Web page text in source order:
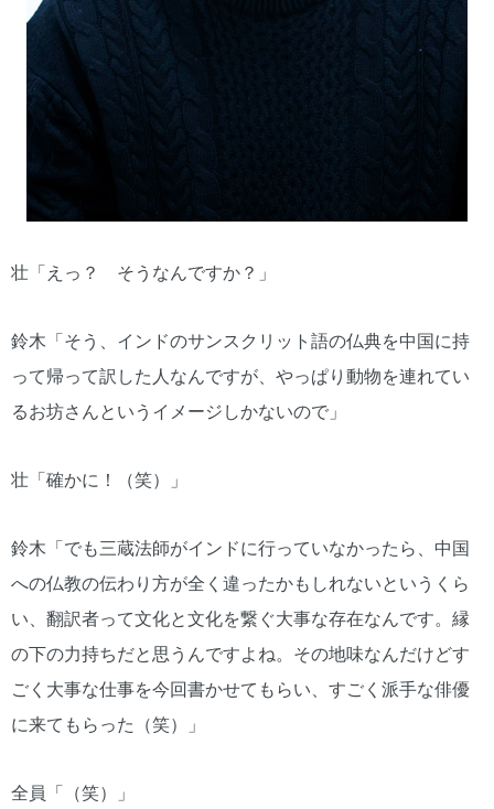
壮「えっ？ そうなんですか？」
鈴木「そう、インドのサンスクリット語の仏典を中国に持
って帰って訳した人なんですが、やっぱり動物を連れてい
るお坊さんというイメージしかないので」
壮「確かに！（笑）」
鈴木「でも三蔵法師がインドに行っていなかったら、中国
への仏教の伝わり方が全く違ったかもしれないというくら
い、翻訳者って文化と文化を繋ぐ大事な存在なんです。縁
の下の力持ちだと思うんですよね。その地味なんだけどす
ごく大事な仕事を今回書かせてもらい、すごく派手な俳優
に来てもらった（笑）」
全員「（笑）」